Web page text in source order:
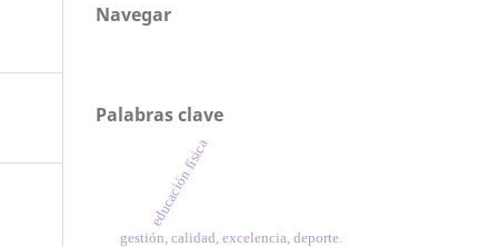
Navegar
Palabras clave
educación física
gestión, calidad, excelencia, deporte.